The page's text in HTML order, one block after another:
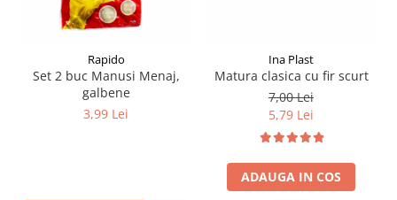
Rapido
Set 2 buc Manusi Menaj,
galbene
3,99 Lei
Ina Plast
Matura clasica cu fir scurt
7,00 Lei
5,79 Lei
ADAUGA IN COS